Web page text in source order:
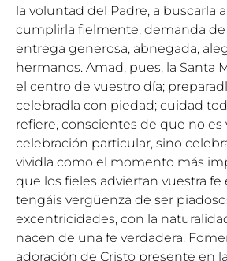
la voluntad del Padre, a buscarla
cumplirla fielmente; demanda de
entrega generosa, abnegada,
hermanos. Amad, pues, la Santa
el centro de vuestro día;
celebradla con piedad; cuidad
refiere, conscientes de que no es
celebración particular, sino
vividla como el momento más
que los fieles adviertan vuestra fe
tengáis vergüenza de ser
excentricidades, con la
nacen de una fe verdadera.
adoración de Cristo presente en